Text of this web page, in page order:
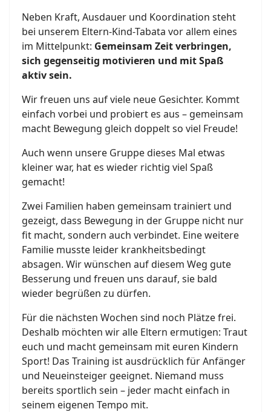
Neben Kraft, Ausdauer und Koordination steht
bei unserem Eltern-Kind-Tabata vor allem eines
im Mittelpunkt: Gemeinsam Zeit verbringen,
sich gegenseitig motivieren und mit Spaß
aktiv sein.
Wir freuen uns auf viele neue Gesichter. Kommt
einfach vorbei und probiert es aus – gemeinsam
macht Bewegung gleich doppelt so viel Freude!
Auch wenn unsere Gruppe dieses Mal etwas
kleiner war, hat es wieder richtig viel Spaß
gemacht!
Zwei Familien haben gemeinsam trainiert und
gezeigt, dass Bewegung in der Gruppe nicht nur
fit macht, sondern auch verbindet. Eine weitere
Familie musste leider krankheitsbedingt
absagen. Wir wünschen auf diesem Weg gute
Besserung und freuen uns darauf, sie bald
wieder begrüßen zu dürfen.
Für die nächsten Wochen sind noch Plätze frei.
Deshalb möchten wir alle Eltern ermutigen: Traut
euch und macht gemeinsam mit euren Kindern
Sport! Das Training ist ausdrücklich für Anfänger
und Neueinsteiger geeignet. Niemand muss
bereits sportlich sein – jeder macht einfach in
seinem eigenen Tempo mit.